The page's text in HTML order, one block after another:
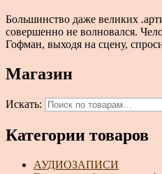
Большинство даже великих
совершенно не волновался.
Гофман, выходя на сцену,
Магазин
Искать:
Категории товаров
АУДИОЗАПИСИ